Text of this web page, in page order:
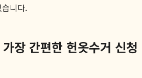
니다.
장 간편한 헌옷수거 신청